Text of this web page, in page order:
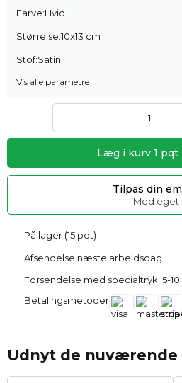
Farve:Hvid
Størrelse:10x13 cm
Stof:Satin
Vis alle parametre
–
Læg i kurv 1 pqt
Tilpas din
Med eget
På lager (15 pqt)
Afsendelse næste arbejdsdag
Forsendelse med specialtryk: 5-
Betalingsmetoder
Udnyt de